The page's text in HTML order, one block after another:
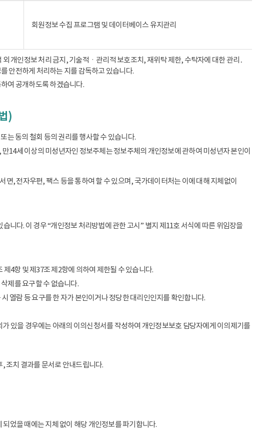
회원정보 수집 프로그램 및 데이터베이스 유지관리
개인정보 처리 금지, 기술적ㆍ관리적 보호조치, 재위탁 제한, 수탁자에 대한 관리․
안전하게 처리하는 지를 감독하고 있습니다.
여 공개하도록 하겠습니다.
)
는 동의 철회 등의 권리를 행사할 수 있습니다.
14세 이상의 미성년자인 정보주체는 정보주체의 개인정보에 관하여 미성년자 본인이
, 전자우편, 팩스 등을 통하여 할 수 있으며, 국가데이터처는 이에 대해 지체없이
니다. 이 경우 “개인정보 처리방법에 관한 고시” 별지 제11호 서식에 따른 위임장을
4항 및 제37조 제2항에 의하여 제한될 수 있습니다.
제를 요구할 수 없습니다.
열람 등 요구를 한 자가 본인이거나 정당한 대리인인지를 확인합니다.
있을 경우에는 아래의 이의신청서를 작성하여 개인정보보호 담당자에게 이의제기를
조치 결과를 문서로 안내드립니다.
었을 때에는 지체 없이 해당 개인정보를 파기합니다.